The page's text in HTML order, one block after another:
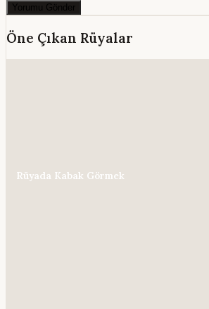
Yorumu Gönder
Öne Çıkan Rüyalar
Rüyada Kabak Görmek